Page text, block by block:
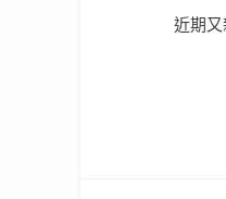
近期